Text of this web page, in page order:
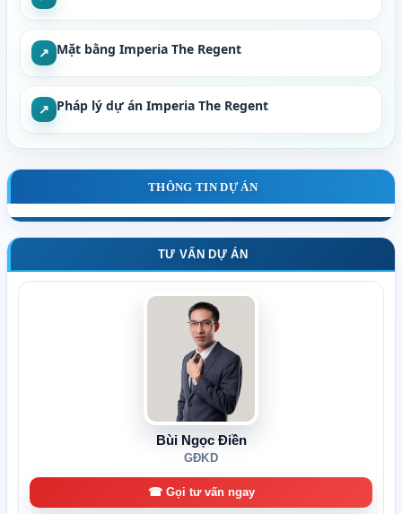
↗ Mặt bằng Imperia The Regent
↗ Pháp lý dự án Imperia The Regent
THÔNG TIN DỰ ÁN
TƯ VẤN DỰ ÁN
Bùi Ngọc Điền
GĐKD
☎ Gọi tư vấn ngay